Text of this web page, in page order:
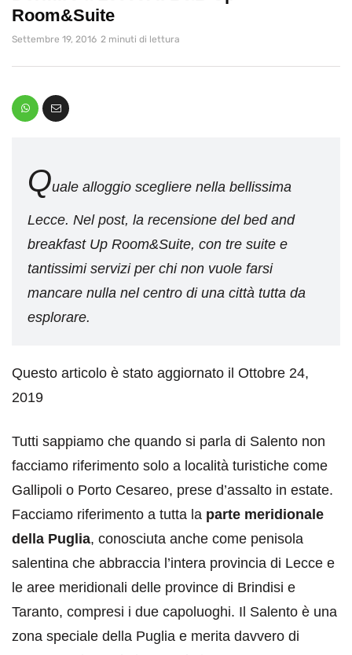
Room&Suite
Settembre 19, 2016 2 minuti di lettura
Quale alloggio scegliere nella bellissima
Lecce. Nel post, la recensione del bed and
breakfast Up Room&Suite, con tre suite e
tantissimi servizi per chi non vuole farsi
mancare nulla nel centro di una città tutta da
esplorare.
Questo articolo è stato aggiornato il Ottobre 24,
2019
Tutti sappiamo che quando si parla di Salento non
facciamo riferimento solo a località turistiche come
Gallipoli o Porto Cesareo, prese d’assalto in estate.
Facciamo riferimento a tutta la parte meridionale
della Puglia, conosciuta anche come penisola
salentina che abbraccia l’intera provincia di Lecce e
le aree meridionali delle province di Brindisi e
Taranto, compresi i due capoluoghi. Il Salento è una
zona speciale della Puglia e merita davvero di